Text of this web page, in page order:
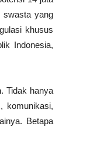
swasta yang
khusus
Indonesia,
Tidak hanya
komunikasi,
Betapa